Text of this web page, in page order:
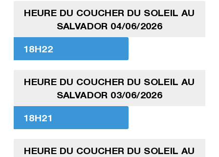
HEURE DU COUCHER DU SOLEIL AU
SALVADOR 04/06/2026
18H22
HEURE DU COUCHER DU SOLEIL AU
SALVADOR 03/06/2026
18H21
HEURE DU COUCHER DU SOLEIL AU